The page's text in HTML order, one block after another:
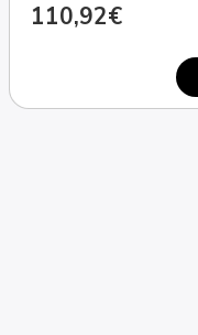
110,92€